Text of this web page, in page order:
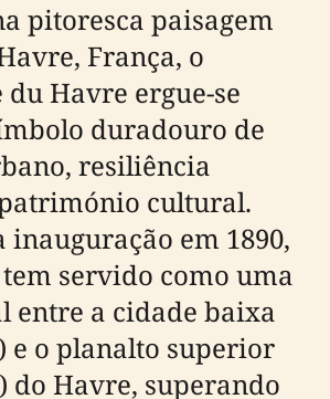
pitoresca paisagem
França, o
Havre ergue-se
duradouro de
resiliência
cultural.
inauguração em 1890,
servido como uma
entre a cidade baixa
e o planalto superior
do Havre, superando